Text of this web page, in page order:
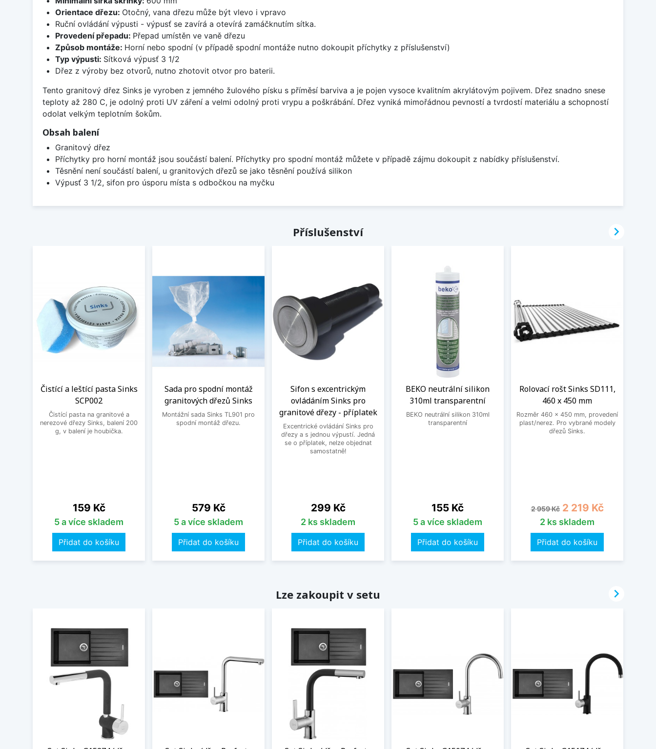
Orientace dřezu: Otočný, vana dřezu může být vlevo i vpravo
Ruční ovládání výpusti - výpusť se zavírá a otevírá zamáčknutím sítka.
Provedení přepadu: Přepad umístěn ve vaně dřezu
Způsob montáže: Horní nebo spodní (v případě spodní montáže nutno dokoupit příchytky z příslušenství)
Typ výpusti: Sítková výpusť 3 1/2
Dřez z výroby bez otvorů, nutno zhotovit otvor pro baterii.
Tento granitový dřez Sinks je vyroben z jemného žulového písku s příměsí barviva a je pojen vysoce kvalitním akrylátovým pojivem. Dřez snadno snese
teploty až 280 C, je odolný proti UV záření a velmi odolný proti vrypu a poškrábání. Dřez vyniká mimořádnou pevností a tvrdostí materiálu a schopností
odolat velkým teplotním šokům.
Obsah balení
Granitový dřez
Příchytky pro horní montáž jsou součástí balení. Příchytky pro spodní montáž můžete v případě zájmu dokoupit z nabídky příslušenství.
Těsnění není součástí balení, u granitových dřezů se jako těsnění používá silikon
Výpusť 3 1/2, sifon pro úsporu místa s odbočkou na myčku
Příslušenství
Čistící a leštící pasta Sinks
SCP002
Čistící pasta na granitové a
nerezové dřezy Sinks, balení 200
g, v balení je houbička.
Cena
159 Kč
5 a více skladem
Přidat do košíku
Sada pro spodní montáž
granitových dřezů Sinks
Montážní sada Sinks TL901 pro
spodní montáž dřezu.
Cena
579 Kč
5 a více skladem
Přidat do košíku
Sifon s excentrickým
ovládáním Sinks pro
granitové dřezy - příplatek
Excentrické ovládání Sinks pro
dřezy a s jednou výpustí. Jedná
se o příplatek, nelze objednat
samostatně!
Cena
299 Kč
2 ks skladem
Přidat do košíku
BEKO neutrální silikon
310ml transparentní
BEKO neutrální silikon 310ml
transparentní
Cena
155 Kč
5 a více skladem
Přidat do košíku
Rolovací rošt Sinks SD111,
460 x 450 mm
Rozměr 460 x 450 mm, provedení
plast/nerez. Pro vybrané modely
dřezů Sinks.
Běžná cena
2 959 Kč Cena
2 219 Kč
2 ks skladem
Přidat do košíku

Lze zakoupit v setu 